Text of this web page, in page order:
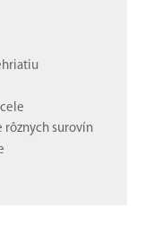
rôznych surovín